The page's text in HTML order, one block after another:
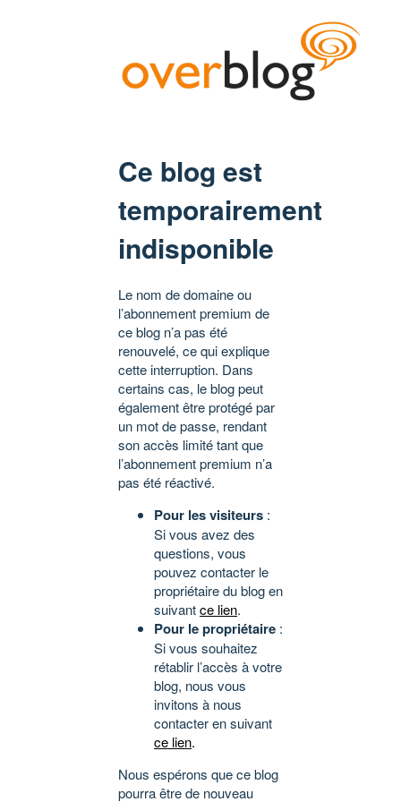
Ce blog est
temporairement
indisponible
Le nom de domaine ou
l’abonnement premium de
ce blog n’a pas été
renouvelé, ce qui explique
cette interruption. Dans
certains cas, le blog peut
également être protégé par
un mot de passe, rendant
son accès limité tant que
l’abonnement premium n’a
pas été réactivé.
Pour les visiteurs :
Si vous avez des
questions, vous
pouvez contacter le
propriétaire du blog en
suivantce lien.
Pour le propriétaire :
Si vous souhaitez
rétablir l’accès à votre
blog, nous vous
invitons à nous
contacter en suivant
ce lien.
Nous espérons que ce blog
pourra être de nouveau